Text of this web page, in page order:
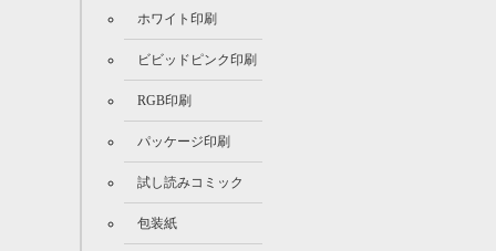
ホワイト印刷
ビビッドピンク印刷
RGB印刷
パッケージ印刷
試し読みコミック
包装紙